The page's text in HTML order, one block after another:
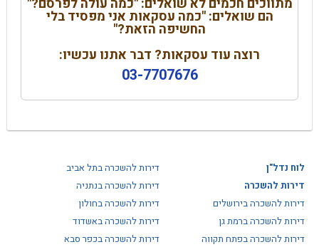
מתווכים חכמים לא שואלים: "כמה עולה לפרסם?"
הם שואלים: "כמה עסקאות אני מפסיד בלי
החשיפה הזאת?"
רוצה עוד עסקאות? דבר אתנו עכשיו:
03-7707676
לוח נדל"ן
דירות להשכרה
דירות להשכרה בירושלים
דירות להשכרה ברמת גן
דירות להשכרה בפתח תקווה
דירות להשכרה בתל אביב
דירות להשכרה בנתניה
דירות להשכרה בחולון
דירות להשכרה באשדוד
דירות להשכרה בכפר סבא